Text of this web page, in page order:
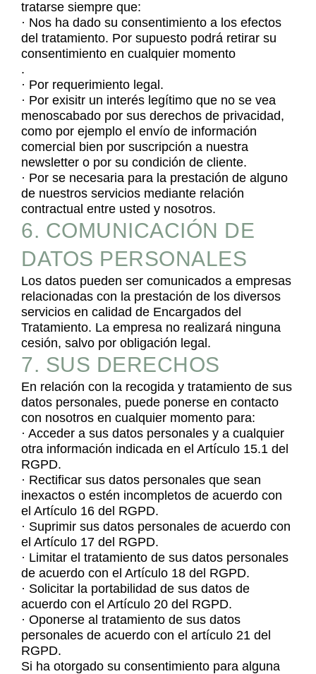
tratarse siempre que:
· Nos ha dado su consentimiento a los efectos
del tratamiento. Por supuesto podrá retirar su
consentimiento en cualquier momento
.
· Por requerimiento legal.
· Por exisitr un interés legítimo que no se vea
menoscabado por sus derechos de privacidad,
como por ejemplo el envío de información
comercial bien por suscripción a nuestra
newsletter o por su condición de cliente.
· Por se necesaria para la prestación de alguno
de nuestros servicios mediante relación
contractual entre usted y nosotros.
6. COMUNICACIÓN DE
DATOS PERSONALES
Los datos pueden ser comunicados a empresas
relacionadas con la prestación de los diversos
servicios en calidad de Encargados del
Tratamiento. La empresa no realizará ninguna
cesión, salvo por obligación legal.
7. SUS DERECHOS
En relación con la recogida y tratamiento de sus
datos personales, puede ponerse en contacto
con nosotros en cualquier momento para:
· Acceder a sus datos personales y a cualquier
otra información indicada en el Artículo 15.1 del
RGPD.
· Rectificar sus datos personales que sean
inexactos o estén incompletos de acuerdo con
el Artículo 16 del RGPD.
· Suprimir sus datos personales de acuerdo con
el Artículo 17 del RGPD.
· Limitar el tratamiento de sus datos personales
de acuerdo con el Artículo 18 del RGPD.
· Solicitar la portabilidad de sus datos de
acuerdo con el Artículo 20 del RGPD.
· Oponerse al tratamiento de sus datos
personales de acuerdo con el artículo 21 del
RGPD.
Si ha otorgado su consentimiento para alguna